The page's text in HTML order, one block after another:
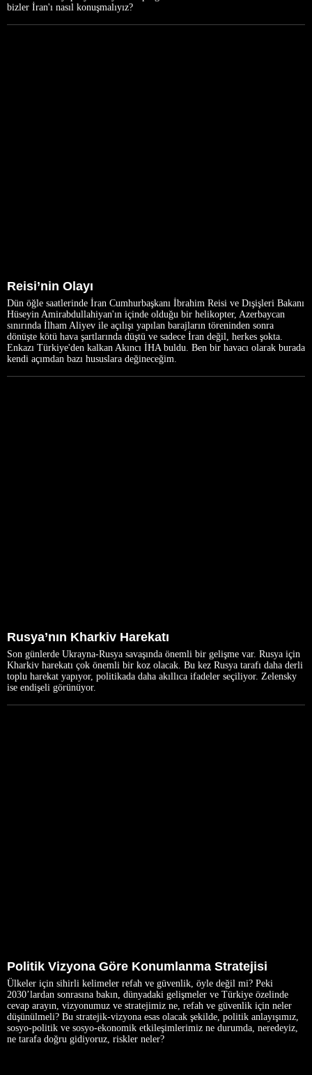
bizler İran'ı nasıl konuşmalıyız?
Reisi’nin Olayı
Dün öğle saatlerinde İran Cumhurbaşkanı İbrahim Reisi ve Dışişleri Bakanı
Hüseyin Amirabdullahiyan'ın içinde olduğu bir helikopter, Azerbaycan
sınırında İlham Aliyev ile açılışı yapılan barajların töreninden sonra
dönüşte kötü hava şartlarında düştü ve sadece İran değil, herkes şokta.
Enkazı Türkiye'den kalkan Akıncı İHA buldu. Ben bir havacı olarak burada
kendi açımdan bazı hususlara değineceğim.
Rusya’nın Kharkiv Harekatı
Son günlerde Ukrayna-Rusya savaşında önemli bir gelişme var. Rusya için
Kharkiv harekatı çok önemli bir koz olacak. Bu kez Rusya tarafı daha derli
toplu harekat yapıyor, politikada daha akıllıca ifadeler seçiliyor. Zelensky
ise endişeli görünüyor.
Politik Vizyona Göre Konumlanma Stratejisi
Ülkeler için sihirli kelimeler refah ve güvenlik, öyle değil mi? Peki
2030’lardan sonrasına bakın, dünyadaki gelişmeler ve Türkiye özelinde
cevap arayın, vizyonumuz ve stratejimiz ne, refah ve güvenlik için neler
düşünülmeli? Bu stratejik-vizyona esas olacak şekilde, politik anlayışımız,
sosyo-politik ve sosyo-ekonomik etkileşimlerimiz ne durumda, neredeyiz,
ne tarafa doğru gidiyoruz, riskler neler?